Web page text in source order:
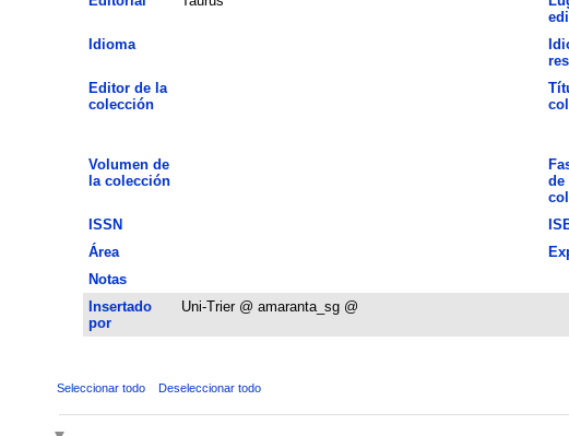
Idioma
Editor de la
colección
Volumen de
la colección
de
ISSN
Área
Notas
Insertado
por
Uni-Trier @ amaranta_sg @
Seleccionar todo Deseleccionar todo